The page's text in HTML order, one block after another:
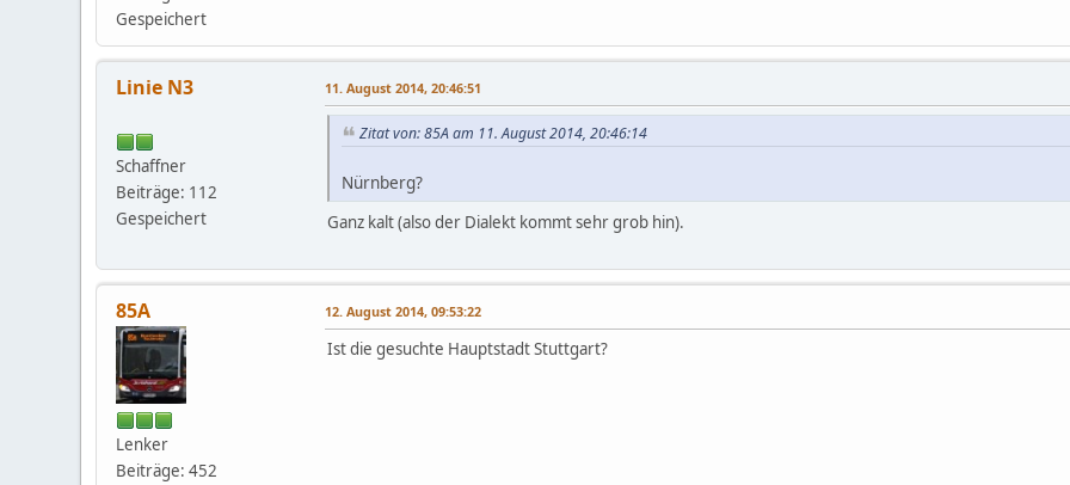
Gespeichert
Linie N3
Schaffner
Beiträge: 112
Gespeichert
11. August 2014, 20:46:51
Zitat von: 85A am 11. August 2014, 20:46:14
Nürnberg?
Ganz kalt (also der Dialekt kommt sehr grob hin).
85A
Lenker
Beiträge: 452
12. August 2014, 09:53:22
Ist die gesuchte Hauptstadt Stuttgart?